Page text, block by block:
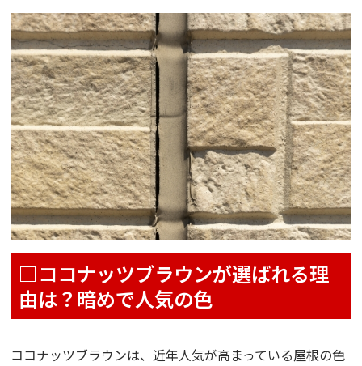
□ココナッツブラウンが選ばれる理
由は？暗めで人気の色
ココナッツブラウンは、近年人気が高まっている屋根の色